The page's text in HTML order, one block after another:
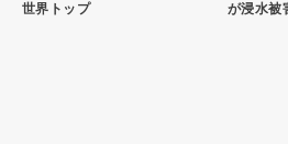
世界トップ
が浸水被